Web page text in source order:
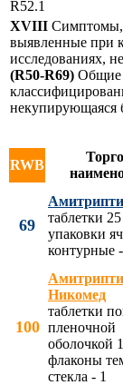
R52.1
XVIII Симптомы,
выявленные при
исследованиях,
(R50-R69) Общие
некупирующаяся
RWB
69
таблетки
упаковки
контурные
100
Никомед
таблетки
пленочной
оболочкой
флаконы
стекла - 1